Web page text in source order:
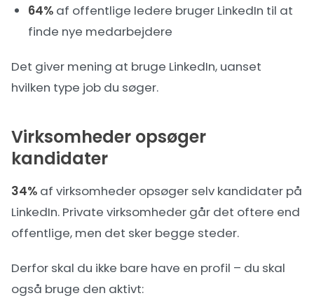
64% af offentlige ledere bruger LinkedIn til at
finde nye medarbejdere
Det giver mening at bruge LinkedIn, uanset
hvilken type job du søger.
Virksomheder opsøger
kandidater
34% af virksomheder opsøger selv kandidater på
LinkedIn. Private virksomheder går det oftere end
offentlige, men det sker begge steder.
Derfor skal du ikke bare have en profil – du skal
også bruge den aktivt: